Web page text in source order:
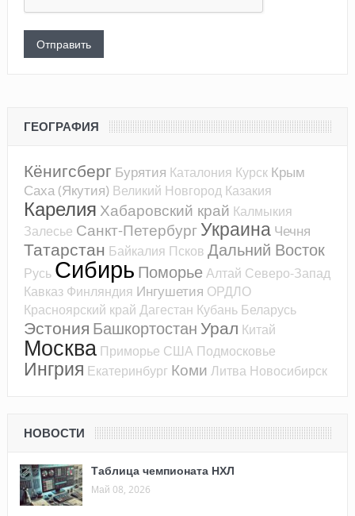
ГЕОГРАФИЯ
Кёнигсберг Бурятия Каталония Курск Крым
Саха (Якутия) Великий Новгород Казакия
Карелия Хабаровский край Калмыкия
Залесье Санкт-Петербург Украина Чечня
Татарстан Байкалия Псков Дальний Восток
Русь Сибирь ПоморьеАлтай Северо-Запад
Кавказ Финляндия Ингушетия ОРДЛО
Красноярский край Дагестан Кубань Беларусь
Эстония Башкортостан Урал Китай
Москва Приморье США Подмосковье
Ингрия Екатеринбург Коми Литва Новосибирск
НОВОСТИ
Таблица чемпионата НХЛ
Май 08, 2026